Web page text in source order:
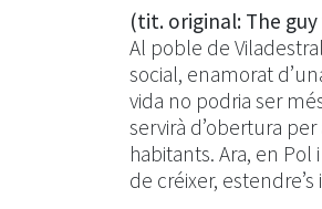
(tit. original: The
Al poble de
social, enamorat
vida no podria ser
servirà d’obertura
habitants. Ara, en
de créixer,